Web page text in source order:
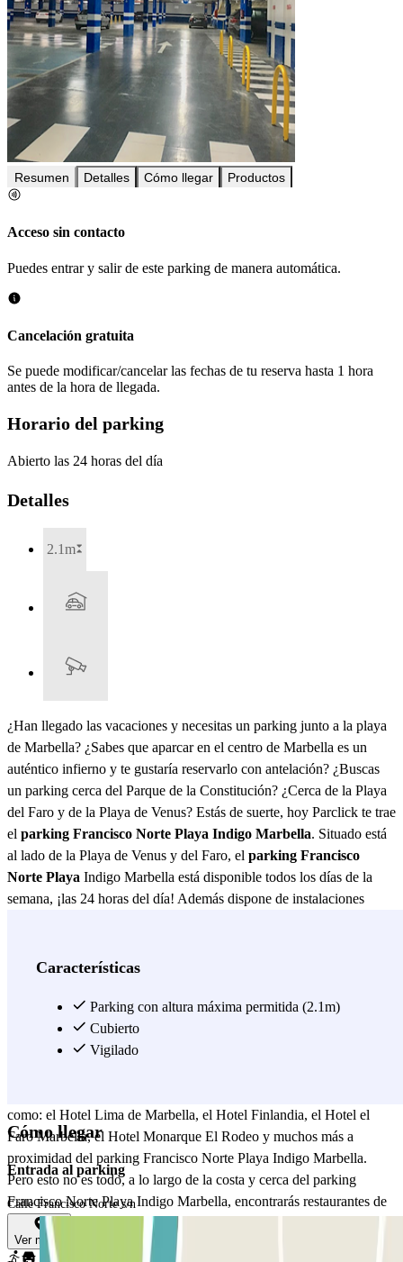
Resumen Detalles Cómo llegar Productos
Acceso sin contacto
Puedes entrar y salir de este parking de manera automática.
Cancelación gratuita
Se puede modificar/cancelar las fechas de tu reserva hasta 1 hora
antes de la hora de llegada.
Horario del parking
Abierto las 24 horas del día
Detalles
2.1m
¿Han llegado las vacaciones y necesitas un parking junto a la playa
de Marbella? ¿Sabes que aparcar en el centro de Marbella es un
auténtico infierno y te gustaría reservarlo con antelación? ¿Buscas
un parking cerca del Parque de la Constitución? ¿Cerca de la Playa
del Faro y de la Playa de Venus? Estás de suerte, hoy Parclick te trae
el parking Francisco Norte Playa Indigo Marbella. Situado está
al lado de la Playa de Venus y del Faro, el parking Francisco
Norte Playa Indigo Marbella está disponible todos los días de la
semana, ¡las 24 horas del día! Además dispone de instalaciones
ya tienes reservada tu plaza en el parking Francisco Norte Playa
agradable tarde de playa sabiendo que tu parking se encuentra en un
parking seguro gracias al parking Francisco Norte Playa Indigo
Marbella. Además, si lo que te ha traído hasta aquí son unas
como: el Hotel Lima de Marbella, el Hotel Finlandia, el Hotel el
Faro Marbella, el Hotel Monarque El Rodeo y muchos más a
proximidad del parking Francisco Norte Playa Indigo Marbella.
Pero esto no es todo, a lo largo de la costa y cerca del parking
Francisco Norte Playa Indigo Marbella, encontrarás restaurantes de
todos los tipos como: Goyo Marbella, el Telepizza, restaurante
Taberna Gaspar, Il Granchio Reale, el restaurante mejicano Que
Características
Parking con altura máxima permitida (2.1m)
Cubierto
Vigilado
Cómo llegar
Entrada al parking
Calle Francisco Norte s/n
Ver mapa